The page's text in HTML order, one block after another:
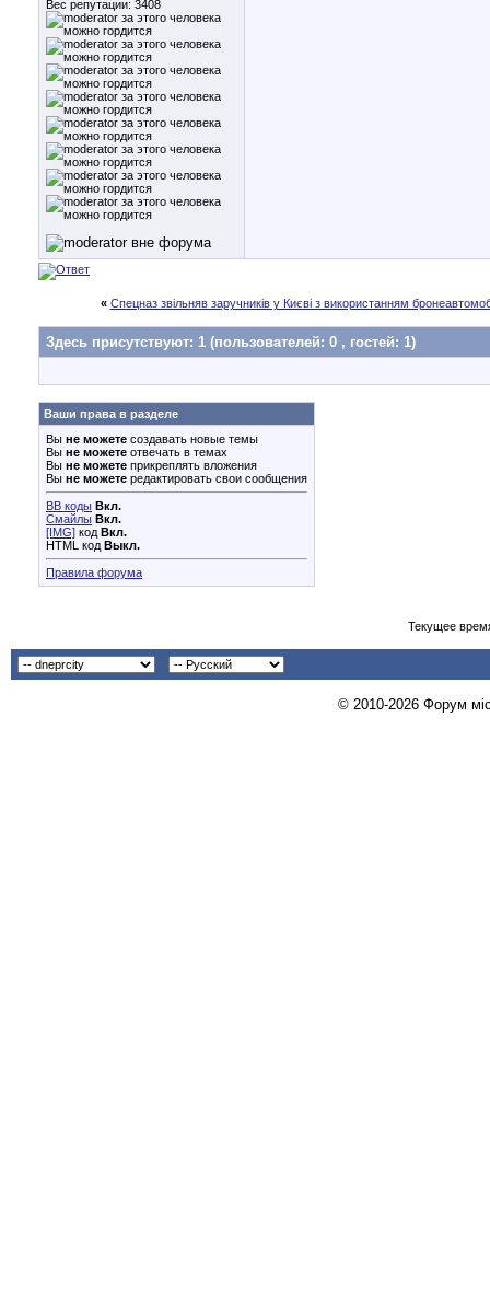
Вес репутации: 3408
« Спецназ звільняв заручників у Києві з використанням
Здесь присутствуют: 1 (пользователей: 0 , гостей: 1)
Ваши права в разделе
Вы не можете создавать новые темы
Вы не можете отвечать в темах
Вы не можете прикреплять вложения
Вы не можете редактировать свои сообщения
BB коды Вкл.
Смайлы Вкл.
[IMG] код Вкл.
HTML код Выкл.
Правила форума
Текущее
© 2010-2026 Форум